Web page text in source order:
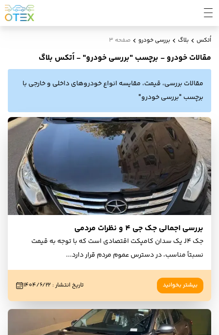
اُتکس بلاگ بررسی خودرو صفحه 3
مقالات خودرو - برچسب "بررسی خودرو" - اُتکس بلاگ
مقالات بررسی، قیمت، مقایسه انواع خودروهای داخلی و خارجی با
برچسب "بررسی خودرو"
بررسی اجمالی جک جی 4 و نظرات مردمی
جک J4 یک سدان کامپکت اقتصادی است که با توجه به قیمت
نسبتاً مناسب، در دسترس عموم مردم قرار دارد...
بیشتر بخوانید تاریخ انتشار: ۱۴۰۴/۶/۲۲